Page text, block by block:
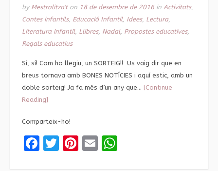
by Mestralitza'ton 18 de desembre de 2016 in Activitats,
Contes infantils, Educació Infantil, Idees, Lectura,
Literatura infantil, Llibres, Nadal, Propostes educatives,
Regals educatius
Sí, sí! Com ho llegiu, un SORTEIG!! Us vaig dir que en
breus tornava amb BONES NOTÍCIES i aquí estic, amb un
doble sorteig! Ja fa més d’un any que… [Continue
Reading]
Comparteix-ho!
Facebook
Twitter
Pinterest
Email